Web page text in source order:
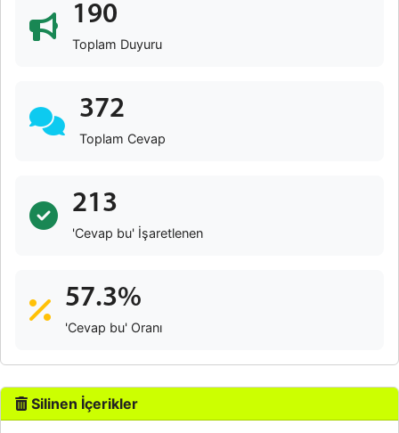
190
Toplam Duyuru
372
Toplam Cevap
213
'Cevap bu' İşaretlenen
57.3%
'Cevap bu' Oranı
Silinen İçerikler